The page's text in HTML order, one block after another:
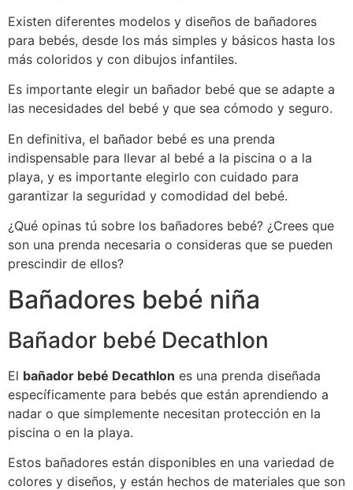
Existen diferentes modelos y diseños de bañadores
para bebés, desde los más simples y básicos hasta los
más coloridos y con dibujos infantiles.
Es importante elegir un bañador bebé que se adapte a
las necesidades del bebé y que sea cómodo y seguro.
En definitiva, el bañador bebé es una prenda
indispensable para llevar al bebé a la piscina o a la
playa, y es importante elegirlo con cuidado para
garantizar la seguridad y comodidad del bebé.
¿Qué opinas tú sobre los bañadores bebé? ¿Crees que
son una prenda necesaria o consideras que se pueden
prescindir de ellos?
Bañadores bebé niña
Bañador bebé Decathlon
El bañador bebé Decathlon es una prenda diseñada
específicamente para bebés que están aprendiendo a
nadar o que simplemente necesitan protección en la
piscina o en la playa.
Estos bañadores están disponibles en una variedad de
colores y diseños, y están hechos de materiales que son